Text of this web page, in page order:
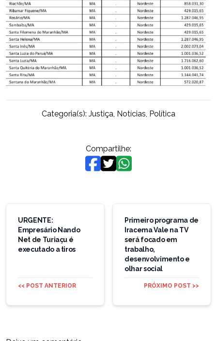
Categoria(s): Justiça Notícias Política
Compartilhe:
Navegação
Post
URGENTE:
Empresário Nando
Net de Turiaçu é
executado a tiros
<< POST ANTERIOR
Primeiro programa de
Iracema Vale na TV
será focado em
trabalho,
desenvolvimento e
olhar social
PRÓXIMO POST >>